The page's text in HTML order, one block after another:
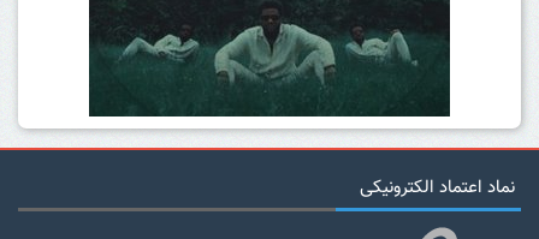
نماد اعتماد الکترونیکی